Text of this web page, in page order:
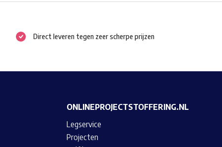
Direct leveren tegen zeer scherpe prijzen
ONLINEPROJECTSTOFFERING.NL
Legservice
Projecten